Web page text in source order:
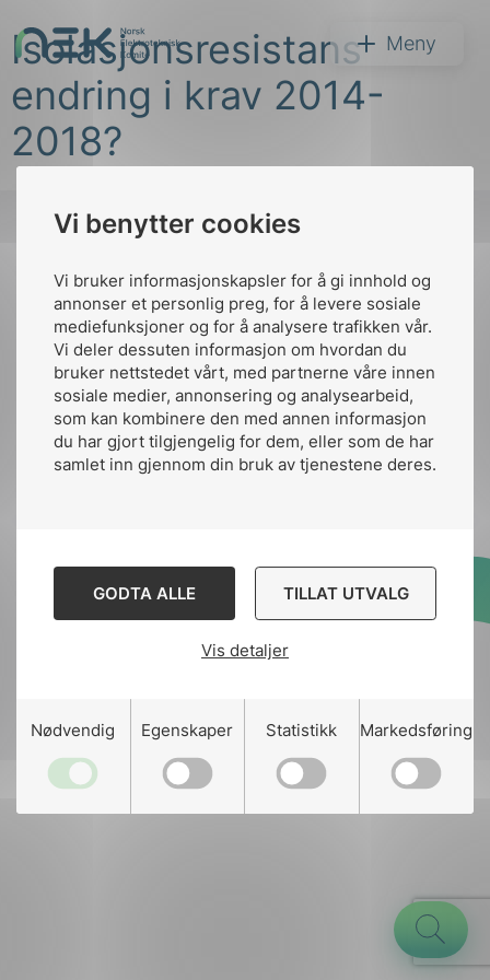
Vi benytter cookies
Vi bruker informasjonskapsler for å gi innhold og
annonser et personlig preg, for å levere sosiale
mediefunksjoner og for å analysere trafikken vår.
Vi deler dessuten informasjon om hvordan du
bruker nettstedet vårt, med partnerne våre innen
sosiale medier, annonsering og analysearbeid,
som kan kombinere den med annen informasjon
du har gjort tilgjengelig for dem, eller som de har
samlet inn gjennom din bruk av tjenestene deres.
GODTA ALLE TILLAT UTVALG
Vis detaljer
Nødvendig Egenskaper Statistikk Markedsføring
til
innhold
NEK Meny
Søk
Isolasjonsresistans
endring i krav 2014-
2018?
Kontakt oss
Ansatte
nek@nek.no
Bruk av Cookies
Designed and developed
Til
toppen